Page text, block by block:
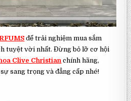
để trải nghiệm mua sắm
tuyệt vời nhất. Đừng bỏ lỡ cơ hội
Clive Christian chính hãng,
sang trọng và đẳng cấp nhé!